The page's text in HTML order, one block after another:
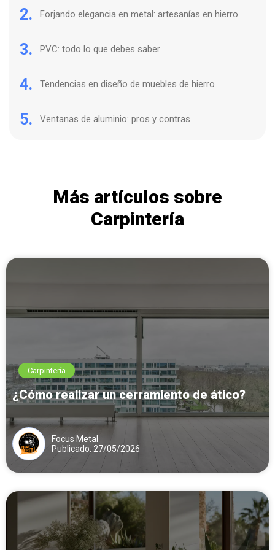
2. Forjando elegancia en metal: artesanías en hierro
3. PVC: todo lo que debes saber
4. Tendencias en diseño de muebles de hierro
5. Ventanas de aluminio: pros y contras
Más artículos sobre
Carpintería
Carpintería
¿Cómo realizar un cerramiento de ático?
Focus Metal
Publicado: 27/05/2026